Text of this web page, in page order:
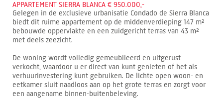
APPARTEMENT SIERRA BLANCA € 950.000,-
Gelegen in de exclusieve urbanisatie Condado de Sierra Blanca
biedt dit ruime appartement op de middenverdieping 147 m²
bebouwde oppervlakte en een zuidgericht terras van 43 m²
met deels zeezicht.
De woning wordt volledig gemeubileerd en uitgerust
verkocht, waardoor u er direct van kunt genieten of het als
verhuurinvestering kunt gebruiken. De lichte open woon- en
eetkamer sluit naadloos aan op het grote terras en zorgt voor
een aangename binnen-buitenbeleving.